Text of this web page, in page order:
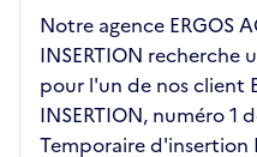
Notre agence ERGOS
INSERTION recherche
pour l'un de nos client
INSERTION, numéro 1
Temporaire d'insertion